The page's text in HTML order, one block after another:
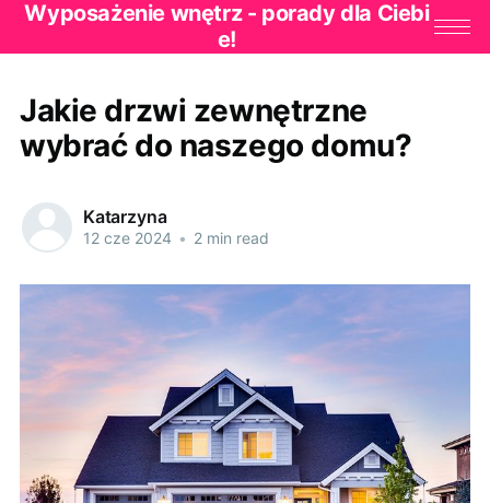
Wyposażenie wnętrz - porady dla Ciebi
e!
Jakie drzwi zewnętrzne
wybrać do naszego domu?
Katarzyna
12 cze 2024 • 2 min read